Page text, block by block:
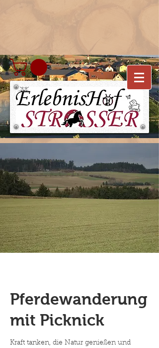
Pferdewanderung
mit Picknick
Kraft tanken, die Natur genießen und